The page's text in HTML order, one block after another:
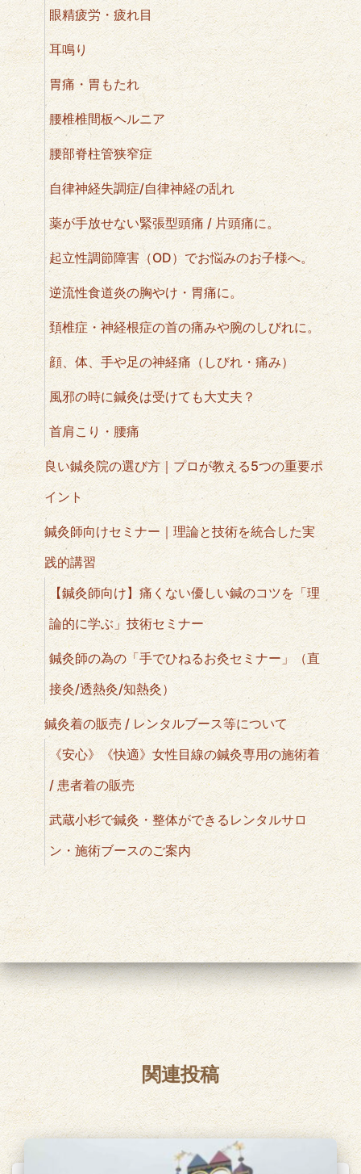
眼精疲労・疲れ目
耳鳴り
胃痛・胃もたれ
腰椎椎間板ヘルニア
腰部脊柱管狭窄症
自律神経失調症/自律神経の乱れ
薬が手放せない緊張型頭痛 / 片頭痛に。
起立性調節障害（OD）でお悩みのお子様へ。
逆流性食道炎の胸やけ・胃痛に。
頚椎症・神経根症の首の痛みや腕のしびれに。
顔、体、手や足の神経痛（しびれ・痛み）
風邪の時に鍼灸は受けても大丈夫？
首肩こり・腰痛
良い鍼灸院の選び方｜プロが教える5つの重要ポ
イント
鍼灸師向けセミナー｜理論と技術を統合した実
践的講習
【鍼灸師向け】痛くない優しい鍼のコツを「理
論的に学ぶ」技術セミナー
鍼灸師の為の「手でひねるお灸セミナー」（直
接灸/透熱灸/知熱灸）
鍼灸着の販売 / レンタルブース等について
《安心》《快適》女性目線の鍼灸専用の施術着
/ 患者着の販売
武蔵小杉で鍼灸・整体ができるレンタルサロ
ン・施術ブースのご案内
関連投稿